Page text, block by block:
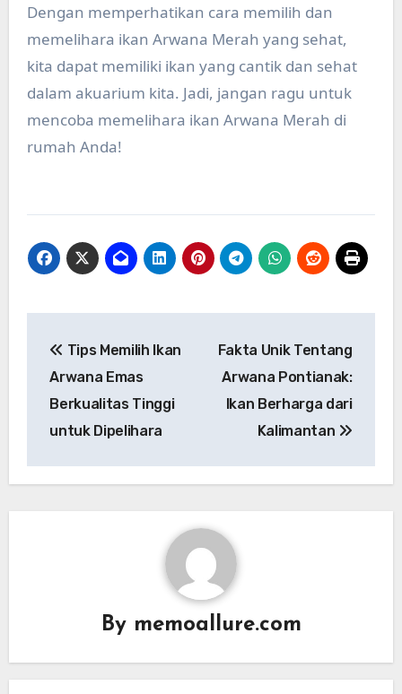
Dengan memperhatikan cara memilih dan
memelihara ikan Arwana Merah yang sehat,
kita dapat memiliki ikan yang cantik dan sehat
dalam akuarium kita. Jadi, jangan ragu untuk
mencoba memelihara ikan Arwana Merah di
rumah Anda!
navigation
Tips Memilih Ikan
Arwana Emas
Berkualitas Tinggi
untuk Dipelihara
Fakta Unik Tentang
Arwana Pontianak:
Ikan Berharga dari
Kalimantan
By memoallure.com